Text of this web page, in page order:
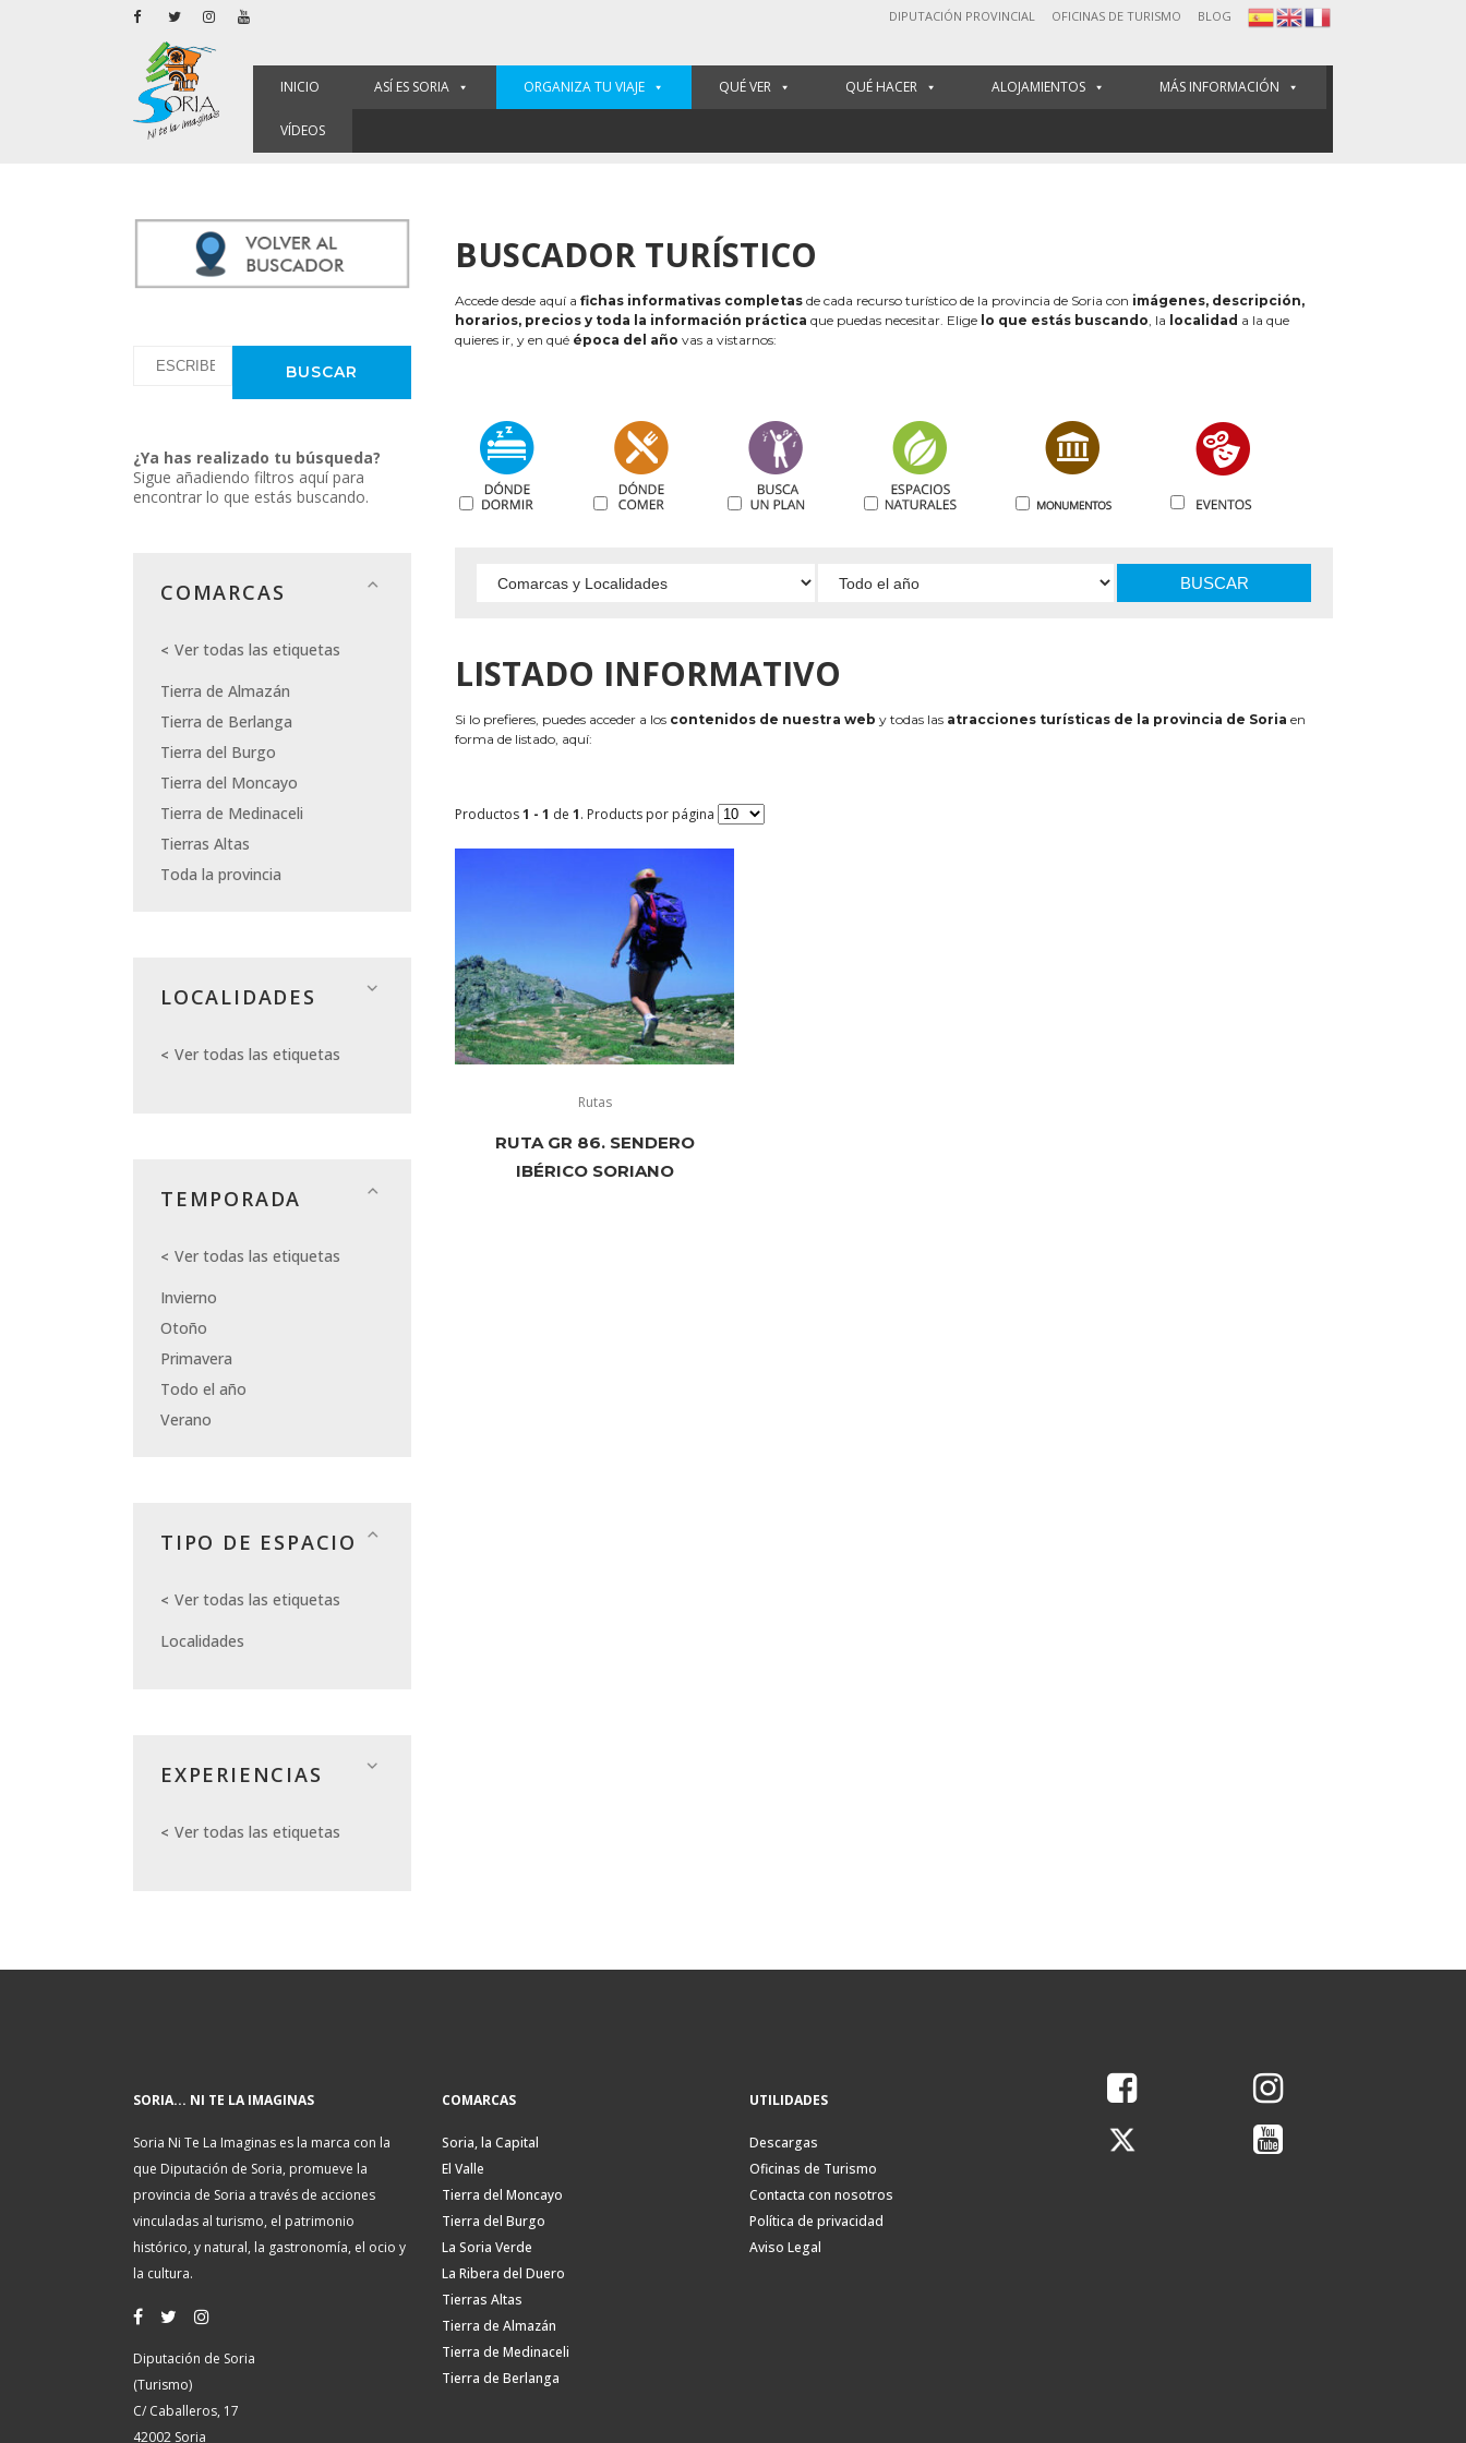
DIPUTACIÓN PROVINCIAL OFICINAS DE TURISMO BLOG
INICIO ASÍ ES SORIA ORGANIZA TU VIAJE QUÉ VER QUÉ HACER ALOJAMIENTOS MÁS INFORMACIÓN
VÍDEOS
¿Ya has realizado tu búsqueda?
Sigue añadiendo filtros aquí para
encontrar lo que estás buscando.
COMARCAS
Ver todas las etiquetas
Tierra de Almazán
Tierra de Berlanga
Tierra del Burgo
Tierra del Moncayo
Tierra de Medinaceli
Tierras Altas
Toda la provincia
LOCALIDADES
Ver todas las etiquetas
TEMPORADA
Ver todas las etiquetas
Invierno
Otoño
Primavera
Todo el año
Verano
TIPO DE ESPACIO
Ver todas las etiquetas
Localidades
EXPERIENCIAS
Ver todas las etiquetas
BUSCADOR TURÍSTICO
Accede desde aquí a fichas informativas completas de cada recurso turístico de la provincia de Soria con imágenes, descripción,
horarios, precios y toda la información práctica que puedas necesitar. Elige lo que estás buscando, la localidad a la que
quieres ir, y en qué época del año vas a vistarnos:
BUSCAR
LISTADO INFORMATIVO
Si lo prefieres, puedes acceder a los contenidos de nuestra web y todas las atracciones turísticas de la provincia de Soria en
forma de listado, aquí:
Productos1 - 1 de 1. Products por página
Rutas
RUTA GR 86. SENDERO
IBÉRICO SORIANO
SORIA... NI TE LA IMAGINAS
Soria Ni Te La Imaginas es la marca con la
que Diputación de Soria, promueve la
provincia de Soria a través de acciones
vinculadas al turismo, el patrimonio
histórico, y natural, la gastronomía, el ocio y
la cultura.
Diputación de Soria
(Turismo)
C/ Caballeros, 17
42002 Soria
COMARCAS
Soria, la Capital
El Valle
Tierra del Moncayo
Tierra del Burgo
La Soria Verde
La Ribera del Duero
Tierras Altas
Tierra de Almazán
Tierra de Medinaceli
Tierra de Berlanga
UTILIDADES
Descargas
Oficinas de Turismo
Contacta con nosotros
Política de privacidad
Aviso Legal